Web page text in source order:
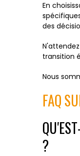
En
des
transition
Nous
FAQ
?